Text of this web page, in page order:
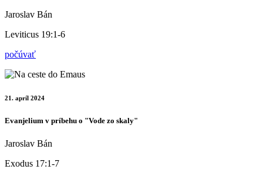
Jaroslav Bán
Leviticus 19:1-6
počúvať
21. apríl 2024
Evanjelium v príbehu o "Vode zo skaly"
Jaroslav Bán
Exodus 17:1-7